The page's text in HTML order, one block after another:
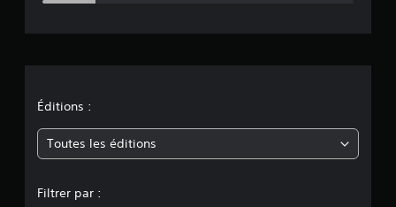
m
Éditions :
Toutes les éditions
Filtrer par :